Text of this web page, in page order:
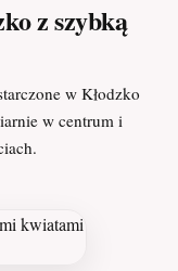
z szybką
w Kłodzko
w centrum i